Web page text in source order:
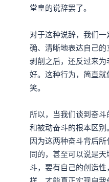
堂皇的说辞罢了。
对于这种说辞，我们
确、清晰地表达自己的
剥削之后，还反过来
好。这种行为，简直
笑。
所以，当我们谈到奋
和被动奋斗的根本区别
因为这两种奋斗背后
同的，甚至可以说是
斗，要有自己的创造